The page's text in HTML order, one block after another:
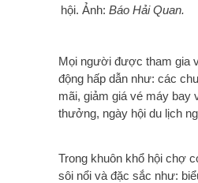
hội. Ảnh: Báo Hải Quan.
Mọi người được tham gia
động hấp dẫn như: các
mãi, giảm giá vé máy bay
thưởng, ngày hội du lịch
Trong khuôn khổ hội chợ
sôi nổi và đặc sắc như: